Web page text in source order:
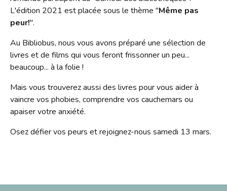
Rapports d'activités
Emplois
Contact
Liens
Bricolage
L'édition 2021 est placée sous le thème "Même pas
peur!".
Au Bibliobus, nous vous avons préparé une sélection de
livres et de films qui vous feront frissonner un peu...
beaucoup... à la folie !
Mais vous trouverez aussi des livres pour vous aider à
vaincre vos phobies, comprendre vos cauchemars ou
apaiser votre anxiété.
Osez défier vos peurs et rejoignez-nous samedi 13 mars.